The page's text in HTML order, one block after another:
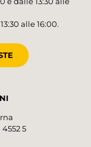
alle 16:00.
5